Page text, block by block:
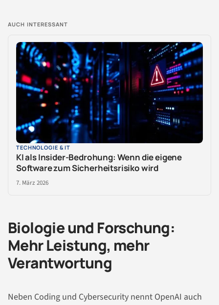
AUCH INTERESSANT
TECHNOLOGIE & IT
KI als Insider-Bedrohung: Wenn die eigene
Software zum Sicherheitsrisiko wird
7. März 2026
Biologie und Forschung:
Mehr Leistung, mehr
Verantwortung
Neben Coding und Cybersecurity nennt OpenAI auch